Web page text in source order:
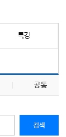
특강
공통
검색